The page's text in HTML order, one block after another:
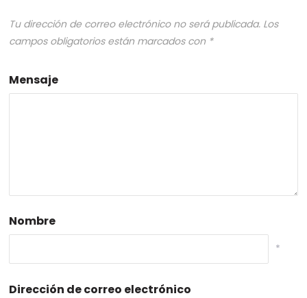
Tu dirección de correo electrónico no será publicada. Los
campos obligatorios están marcados con *
Mensaje
Nombre
*
Dirección de correo electrónico